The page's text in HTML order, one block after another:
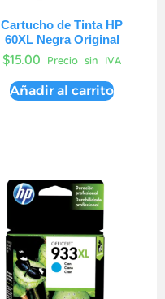
Cartucho de Tinta HP
60XL Negra Original
$15.00 Precio sin IVA
Añadir al carrito